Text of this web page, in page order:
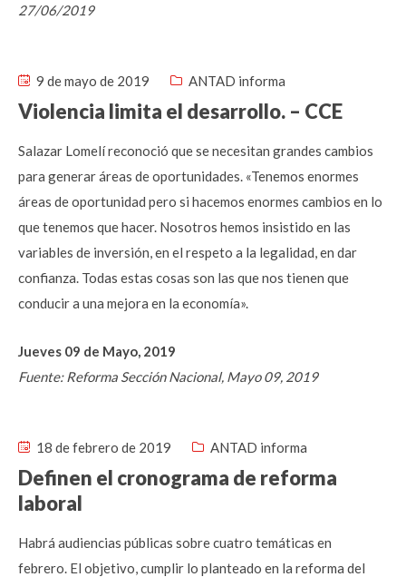
27/06/2019
9 de mayo de 2019 ANTAD informa
Violencia limita el desarrollo. – CCE
Salazar Lomelí reconoció que se necesitan grandes cambios
para generar áreas de oportunidades. «Tenemos enormes
áreas de oportunidad pero si hacemos enormes cambios en lo
que tenemos que hacer. Nosotros hemos insistido en las
variables de inversión, en el respeto a la legalidad, en dar
confianza. Todas estas cosas son las que nos tienen que
conducir a una mejora en la economía».
Jueves 09 de Mayo, 2019
Fuente: Reforma Sección Nacional, Mayo 09, 2019
18 de febrero de 2019 ANTAD informa
Definen el cronograma de reforma
laboral
Habrá audiencias públicas sobre cuatro temáticas en
febrero. El objetivo, cumplir lo planteado en la reforma del